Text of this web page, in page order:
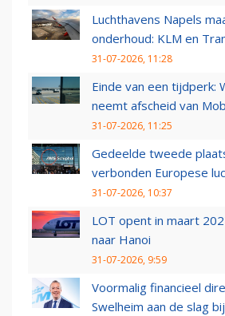
Luchthavens Napels
onderhoud: KLM en
31-07-2026, 11:28
Einde van een tijdperk:
neemt afscheid van
31-07-2026, 11:25
Gedeelde tweede
verbonden Europese
31-07-2026, 10:37
LOT opent in maart
naar Hanoi
31-07-2026, 9:59
Voormalig financieel
Swelheim aan de slag